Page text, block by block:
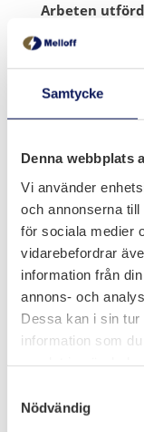
Samtycke
Denna webbplats
Vi använder
och annonserna
för sociala medier
vidarebefordrar
information från
annons- och
Dessa kan i sin tur
information som
Nödvändig
Arbeten
2010 – BL
2012 –
2017 –
Melloff